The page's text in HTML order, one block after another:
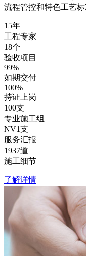
流程管控和特色工艺标
15年
工程专家
18个
验收项目
99%
如期交付
100%
持证上岗
100支
专业施工组
NV1支
服务汇报
1937道
施工细节
了解详情